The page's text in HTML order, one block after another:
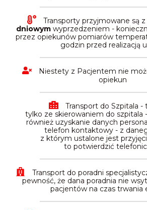
Transporty przyjmowane są z
dniowym wyprzedzeniem -
przez opiekunów pomiarów
godzin przed realizacją
Niestety z Pacjentem nie
opiekun
Transport do Szpitala -
tylko ze skierowaniem do szpitala
również uzyskanie danych
telefon kontaktowy - z
z którym ustalone jest
to potwierdzić
Transport do poradni
pewność, że dana poradnia nie
pacjentów na czas trwania